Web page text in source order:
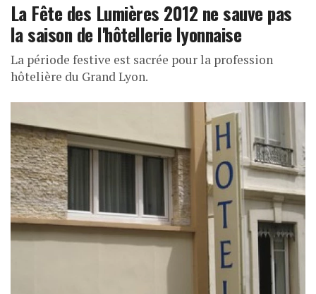
La Fête des Lumières 2012 ne sauve pas
la saison de l'hôtellerie lyonnaise
La période festive est sacrée pour la profession
hôtelière du Grand Lyon.